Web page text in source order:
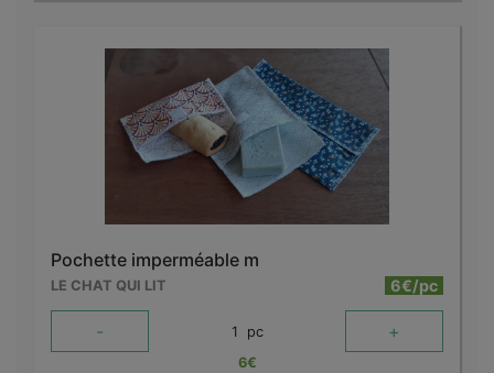
Pochette imperméable m
LE CHAT QUI LIT 6€/pc
- 1 pc +
6€